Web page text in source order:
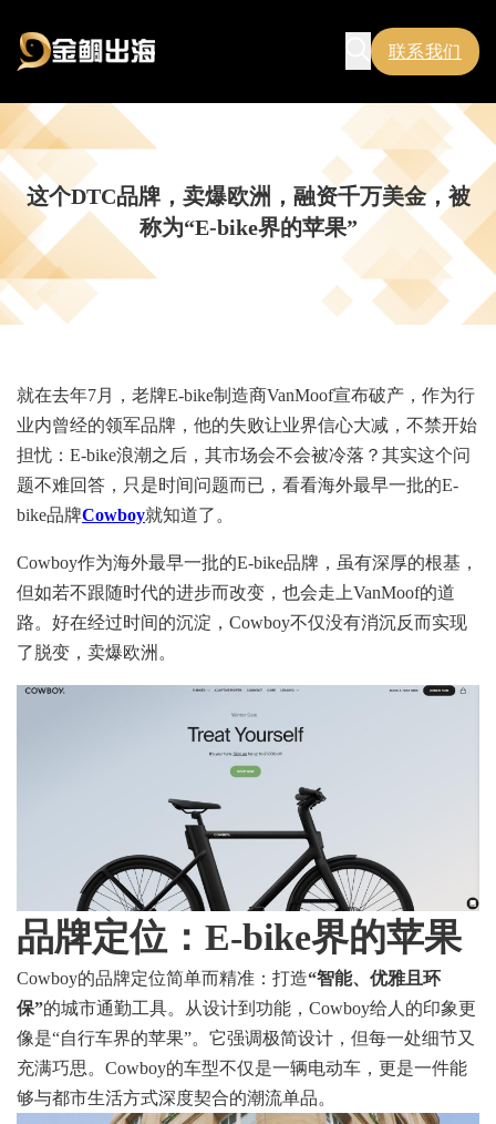
联系我们
这个DTC品牌，卖爆欧洲，融资千万美金，被
称为“E-bike界的苹果”
就在去年7月，老牌E-bike制造商VanMoof宣布破产，作为行
业内曾经的领军品牌，他的失败让业界信心大减，不禁开始
担忧：E-bike浪潮之后，其市场会不会被冷落？其实这个问
题不难回答，只是时间问题而已，看看海外最早一批的E-
bike品牌Cowboy就知道了。
Cowboy作为海外最早一批的E-bike品牌，虽有深厚的根基，
但如若不跟随时代的进步而改变，也会走上VanMoof的道
路。好在经过时间的沉淀，Cowboy不仅没有消沉反而实现
了脱变，卖爆欧洲。
品牌定位： E-bike界的苹果
Cowboy的品牌定位简单而精准：打造“智能、优雅且环
保”的城市通勤工具。从设计到功能，Cowboy给人的印象更
像是“自行车界的苹果”。它强调极简设计，但每一处细节又
充满巧思。Cowboy的车型不仅是一辆电动车，更是一件能
够与都市生活方式深度契合的潮流单品。